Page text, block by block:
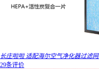
长庄啦啦 适配海尔空气净化器过滤
29条评价